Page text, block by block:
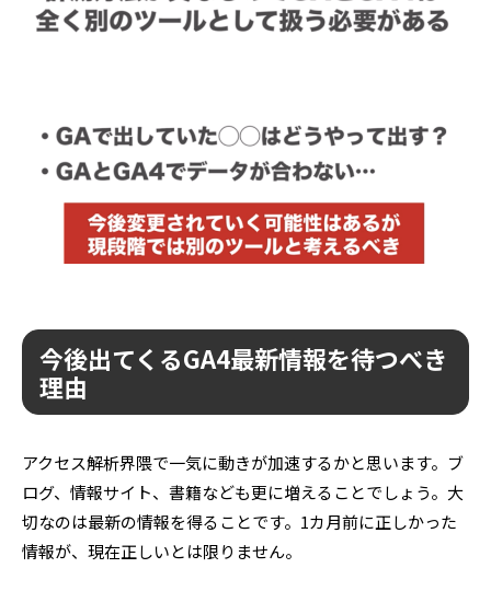
今後出てくるGA4最新情報を待つべき
理由
アクセス解析界隈で一気に動きが加速するかと思います。ブ
ログ、情報サイト、書籍なども更に増えることでしょう。大
切なのは最新の情報を得ることです。1カ月前に正しかった
情報が、現在正しいとは限りません。